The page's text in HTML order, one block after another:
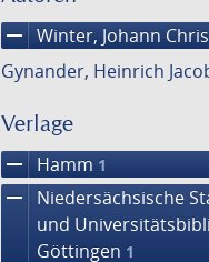
remove Winter, Johann
Gynander, Heinrich
Verlage
remove Hamm 1
remove
Niedersächsische
und
Göttingen 1